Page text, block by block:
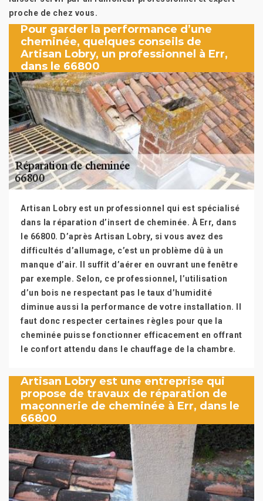
proche de chez vous.
Pour garder la performance d’une
cheminée, quelques conseils de
Artisan Lobry, un professionnel à Err,
dans le 66800
Artisan Lobry est un professionnel qui est spécialisé
dans la réparation d’insert de cheminée. À Err, dans
le 66800. D’après Artisan Lobry, si vous avez des
difficultés d’allumage, c’est un problème dû à un
manque d’air. Il suffit d’aérer en ouvrant une fenêtre
par exemple. Selon, ce professionnel, l’utilisation
d’un bois ne respectant pas le taux d’humidité
diminue aussi la performance de votre installation. Il
faut donc respecter certaines règles pour que la
cheminée puisse fonctionner efficacement en offrant
le confort attendu dans le chauffage de la chambre.
Artisan Lobry est une entreprise qui
propose de travaux de réparation de
maçonnerie de cheminée à Err, dans le
66800